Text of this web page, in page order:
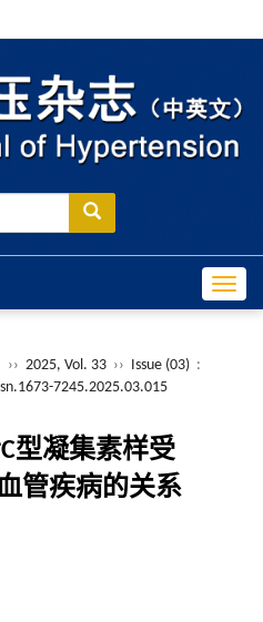
›› 2025, Vol. 33 ›› Issue (03) :
7245.2025.03.015
型凝集素样受
管疾病的关系